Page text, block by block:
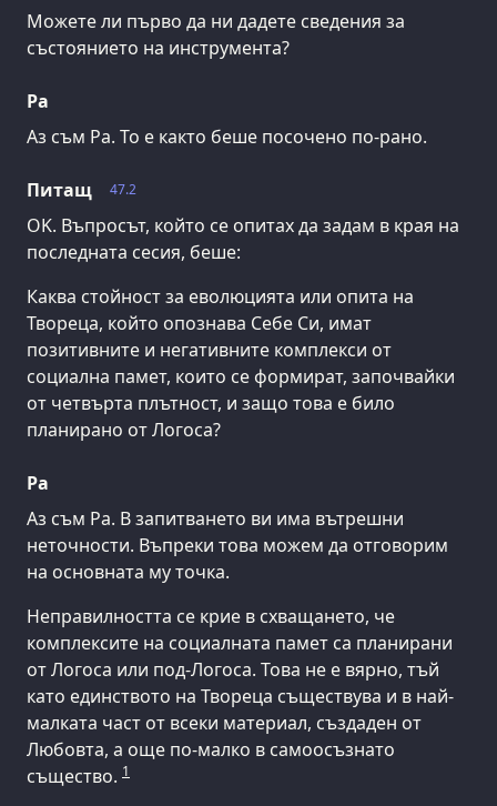
Можете ли първо да ни дадете сведения за
състоянието на инструмента?
Ра
Аз съм Ра. То е както беше посочено по-рано.
47.2
Питащ
OK. Въпросът, който се опитах да задам в края на
последната сесия, беше:
Каква стойност за еволюцията или опита на
Твореца, който опознава Себе Си, имат
позитивните и негативните комплекси от
социална памет, които се формират, започвайки
от четвърта плътност, и защо това е било
планирано от Логоса?
Ра
Аз съм Ра. В запитването ви има вътрешни
неточности. Въпреки това можем да отговорим
на основната му точка.
Неправилността се крие в схващането, че
комплексите на социалната памет са планирани
от Логоса или под-Логоса. Това не е вярно, тъй
като единството на Твореца съществува и в най-
малката част от всеки материал, създаден от
Любовта, а още по-малко в самоосъзнато
същество. 1